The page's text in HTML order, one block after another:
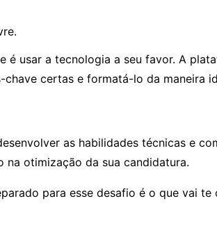
é usar a tecnologia a seu favor. A
certas e formatá-lo da maneira
as habilidades técnicas e
otimização da sua candidatura.
para esse desafio é o que vai